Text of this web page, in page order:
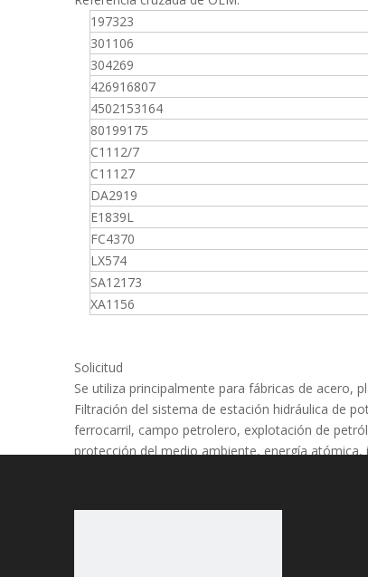
197323
301106
304269
426916807
4502153164
80199175
C1112/7
C11127
DA2919
E1839L
FC4370
LX574
SA12173
XA1156
Solicitud
Se utiliza principalmente para fábricas de acero,
Filtración del sistema de estación hidráulica de
ferrocarril, campo petrolero, explotación de
protección del medio ambiente, energía
El filtro de aceite de fibra de vidrio tiene las